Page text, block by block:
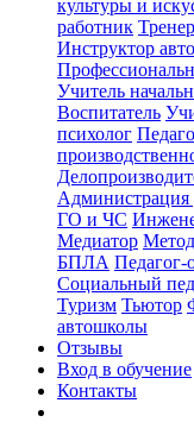
культуры и
работник Тренер
Инструктор
Учитель
Воспитатель
психолог
Администрация
ГО и ЧС
Медиатор
БПЛА Педагог-
Социальный
Туризм Тьютор
автошколы
Отзывы
Вход в обучение
Контакты